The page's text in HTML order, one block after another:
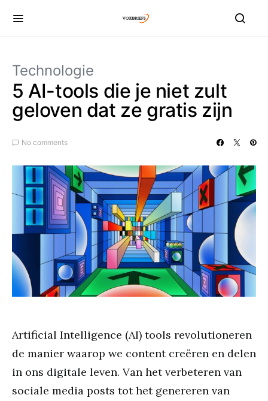
Technologie
5 AI-tools die je niet zult
geloven dat ze gratis zijn
No comments
Artificial Intelligence (AI) tools revolutioneren
de manier waarop we content creëren en delen
in ons digitale leven. Van het verbeteren van
sociale media posts tot het genereren van